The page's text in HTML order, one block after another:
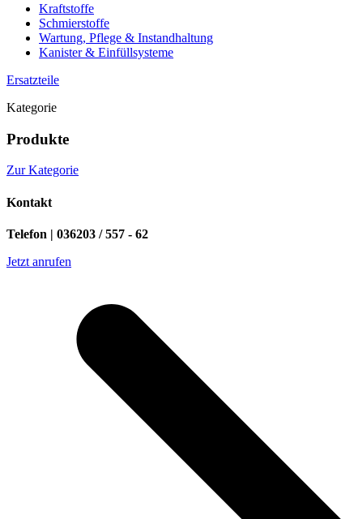
Kraftstoffe
Schmierstoffe
Wartung, Pflege & Instandhaltung
Kanister & Einfüllsysteme
Ersatzteile
Kategorie
Produkte
Zur Kategorie
Kontakt
Telefon | 036203 / 557 - 62
Jetzt anrufen